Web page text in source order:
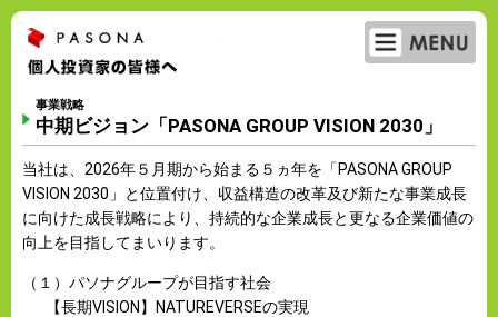
パソナグループ 個人投資家の皆様へ
事業戦略
中期ビジョン「PASONA GROUP VISION 2030」
当社は、2026年５月期から始まる５ヵ年を「PASONA GROUP
VISION 2030」と位置付け、収益構造の改革及び新たな事業成長
に向けた成長戦略により、持続的な企業成長と更なる企業価値の
向上を目指してまいります。
（１）パソナグループが目指す社会
【長期VISION】NATUREVERSEの実現